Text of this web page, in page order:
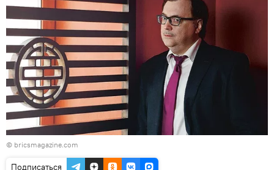
© bricsmagazine.com
Подписаться